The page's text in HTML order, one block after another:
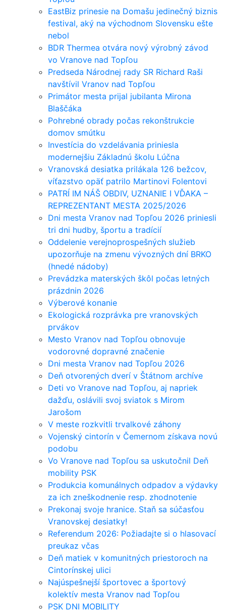
EastBiz prinesie na Domašu jedinečný biznis
festival, aký na východnom Slovensku ešte
nebol
BDR Thermea otvára nový výrobný závod
vo Vranove nad Topľou
Predseda Národnej rady SR Richard Raši
navštívil Vranov nad Topľou
Primátor mesta prijal jubilanta Mirona
Blaščáka
Pohrebné obrady počas rekonštrukcie
domov smútku
Investícia do vzdelávania priniesla
modernejšiu Základnú školu Lúčna
Vranovská desiatka prilákala 126 bežcov,
víťazstvo opäť patrilo Martinovi Folentovi
PATRÍ IM NÁŠ OBDIV, UZNANIE I VĎAKA –
REPREZENTANT MESTA 2025/2026
Dni mesta Vranov nad Topľou 2026 priniesli
tri dni hudby, športu a tradícií
Oddelenie verejnoprospešných služieb
upozorňuje na zmenu vývozných dní BRKO
(hnedé nádoby)
Prevádzka materských škôl počas letných
prázdnin 2026
Výberové konanie
Ekologická rozprávka pre vranovských
prvákov
Mesto Vranov nad Topľou obnovuje
vodorovné dopravné značenie
Dni mesta Vranov nad Topľou 2026
Deň otvorených dverí v Štátnom archíve
Deti vo Vranove nad Topľou, aj napriek
dažďu, oslávili svoj sviatok s Mirom
Jarošom
V meste rozkvitli trvalkové záhony
Vojenský cintorín v Čemernom získava novú
podobu
Vo Vranove nad Topľou sa uskutočnil Deň
mobility PSK
Produkcia komunálnych odpadov a výdavky
za ich zneškodnenie resp. zhodnotenie
Prekonaj svoje hranice. Staň sa súčasťou
Vranovskej desiatky!
Referendum 2026: Požiadajte si o hlasovací
preukaz včas
Deň matiek v komunitných priestoroch na
Cintorínskej ulici
Najúspešnejší športovec a športový
kolektív mesta Vranov nad Topľou
PSK DNI MOBILITY